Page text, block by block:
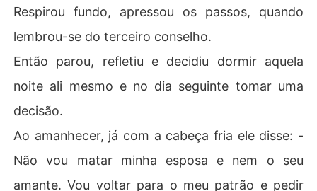
Respirou fundo, apressou os passos, quando
lembrou-se do terceiro conselho.
Então parou, refletiu e decidiu dormir aquela
noite ali mesmo e no dia seguinte tomar uma
decisão.
Ao amanhecer, já com a cabeça fria ele disse: -
Não vou matar minha esposa e nem o seu
amante. Vou voltar para o meu patrão e pedir